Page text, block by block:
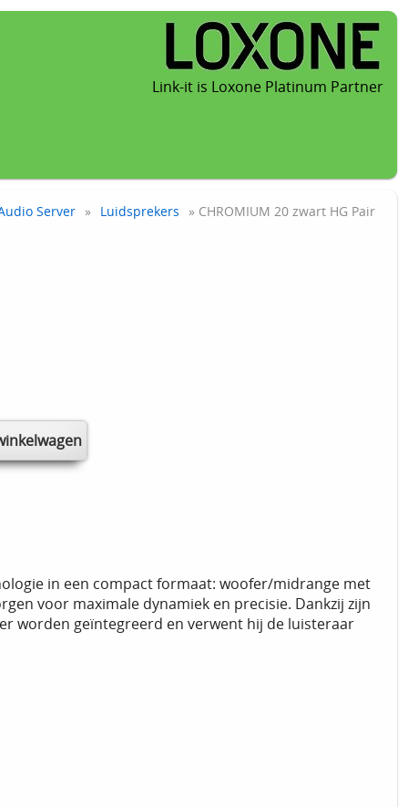
Link-it is Loxone Platinum Partner
Server » Luidsprekers » CHROMIUM 20 zwart HG Pair
in een compact formaat: woofer/midrange met
voor maximale dynamiek en precisie. Dankzij zijn
worden geïntegreerd en verwent hij de luisteraar